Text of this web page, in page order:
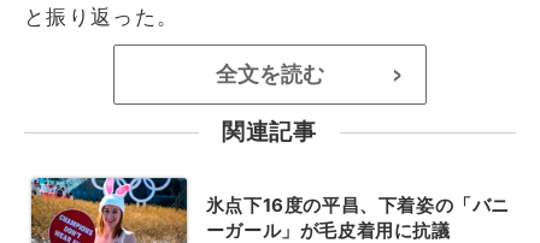
と振り返った。
全文を読む >
関連記事
氷点下16度の平昌、下着姿の「バニ
ーガール」が毛皮着用に抗議